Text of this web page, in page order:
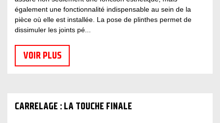
également une fonctionnalité indispensable au sein de la
pièce où elle est installée. La pose de plinthes permet de
dissimuler les joints pé...
VOIR PLUS
CARRELAGE : LA TOUCHE FINALE